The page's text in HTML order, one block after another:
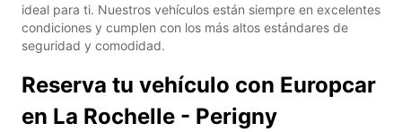
ideal para ti. Nuestros vehículos están siempre en excelentes
condiciones y cumplen con los más altos estándares de
seguridad y comodidad.
Reserva tu vehículo con Europcar
en La Rochelle - Perigny